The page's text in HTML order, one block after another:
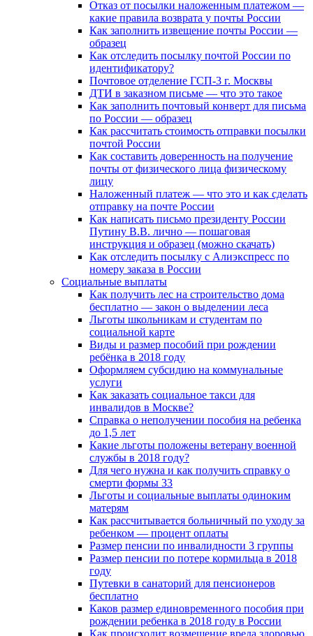
Отказ от посылки наложенным платежом —
какие правила возврата у почты России
Как заполнить извещение почты России —
образец
Как отследить посылку почтой России по
идентификатору?
Почтовое отделение ГСП-3 г. Москвы
ДТИ в заказном письме — что это такое
Как заполнить почтовый конверт для письма
по России — образец
Как рассчитать стоимость отправки посылки
почтой России
Как составить доверенность на получение
почты от физического лица физическому
лицу
Наложенный платеж — что это и как сделать
отправку на почте России
Как написать письмо президенту России
Путину В.В. лично — пошаговая
инструкция и образец (можно скачать)
Как отследить посылку с Алиэкспресс по
номеру заказа в России
Социальные выплаты
Как получить лес на строительство дома
бесплатно — закон о выделении леса
Льготы школьникам и студентам по
социальной карте
Виды и размер пособий при рождении
ребёнка в 2018 году
Оформляем субсидию на коммунальные
услуги
Как заказать социальное такси для
инвалидов в Москве?
Справка о неполучении пособия на ребенка
до 1,5 лет
Какие льготы положены ветерану военной
службы в 2018 году?
Для чего нужна и как получить справку о
смерти формы 33
Льготы и социальные выплаты одиноким
матерям
Как рассчитывается больничный по уходу за
ребенком — процент оплаты
Размер пенсии по инвалидности 3 группы
Размер пенсии по потере кормильца в 2018
году
Путевки в санаторий для пенсионеров
бесплатно
Каков размер единовременного пособия при
рождении ребенка в 2018 году в России
Как происходит возмещение вреда здоровью